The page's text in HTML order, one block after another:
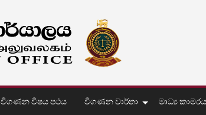
විගණන විෂය පථය විගණන වාර්තා මාධ්‍ය කාමරය